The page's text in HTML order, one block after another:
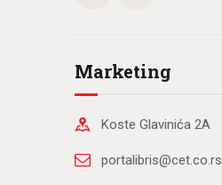
Marketing
Koste Glavinića 2A
portalibris@cet.co.rs